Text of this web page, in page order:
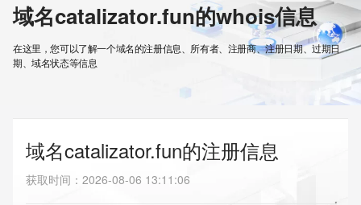
域名catalizator.fun的whois信息
在这里，您可以了解一个域名的注册信息、所有者、注册商、注册日期、过期日
期、域名状态等信息
域名catalizator.fun的注册信息
获取时间 ： 2026-08-06 13:11:06